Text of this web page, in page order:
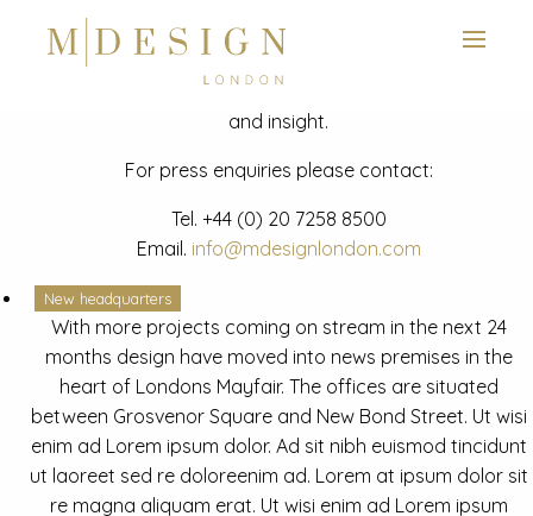
News
Latest mdesign development project and advisory news
and insight.
For press enquiries please contact:
Tel. +44 (0) 20 7258 8500
Email. info@mdesignlondon.com
New headquarters
With more projects coming on stream in the next 24
months design have moved into news premises in the
heart of Londons Mayfair. The offices are situated
between Grosvenor Square and New Bond Street. Ut wisi
enim ad Lorem ipsum dolor. Ad sit nibh euismod tincidunt
ut laoreet sed re doloreenim ad. Lorem at ipsum dolor sit
re magna aliquam erat. Ut wisi enim ad Lorem ipsum